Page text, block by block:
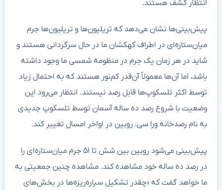
انتظار کشف هستند.
پیش‌بینی‌ها نشان می‌دهد که تریلیون‌ها و تریلیون‌ها جرم
میان‌ستاره‌ای در اطراف کهکشان ما در حال سرگردانی هستند و
شاید در هر زمان یک جرم در منظومه شمسی ما وجود داشته
باشد، اما آن‌ها معمولاً آن‌قدر کم‌نور هستند که به احتمال زیاد
توسط اکثر تلسکوپ‌ها قابل رصد نیستند. انتظار می‌رود این
وضعیت با شروع رصد ده ساله آسمان توسط تلسکوپ جدیدی
به نام رصدخانه ورا سی. روبین در اواخر امسال تغییر کند.
پیش‌بینی می‌شود روبین بین شش تا ۵۱ جرم میان‌ستاره‌ای را
در رصد ده ساله خود مشاهده کند. مشاهده چنین جمعیتی به
ما خواهد گفت که «چقدر تشکیل سیاره‌ریزه‌ها در بخش‌های